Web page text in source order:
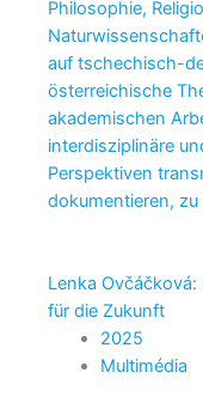
Philosophie,
auf tschechisch-
österreichische
akademischen
interdisziplinäre
Perspektiven
dokumentieren,
Lenka
für die Zukunft
2025
Multimédia